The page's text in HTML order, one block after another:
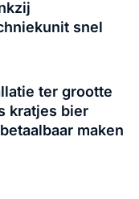
snel
ter grootte
kratjes bier
maken